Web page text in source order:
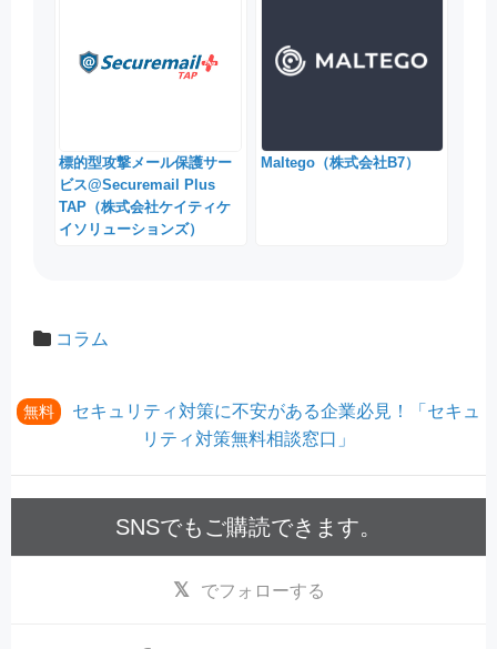
標的型攻撃メール保護サー
ビス@Securemail Plus
TAP（株式会社ケイティケ
イソリューションズ）
Maltego（株式会社B7）
コラム
無料
セキュリティ対策に不安がある企業必見！「セキュ
リティ対策無料相談窓口」
SNSでもご購読できます。
でフォローする